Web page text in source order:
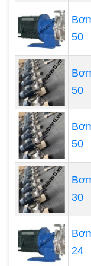
1) chống lại tác
khác nhau ở
2) tránh mọi sự
cho người vận
Đây là một định
hóa chất có
vật liệu và
trước khi chúng
cách thức hoạt
50
50
50
30
24